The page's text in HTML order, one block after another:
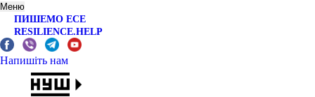
Меню
ПИШЕМО ЕСЕ
RESILIENCE.HELP
Напишіть нам